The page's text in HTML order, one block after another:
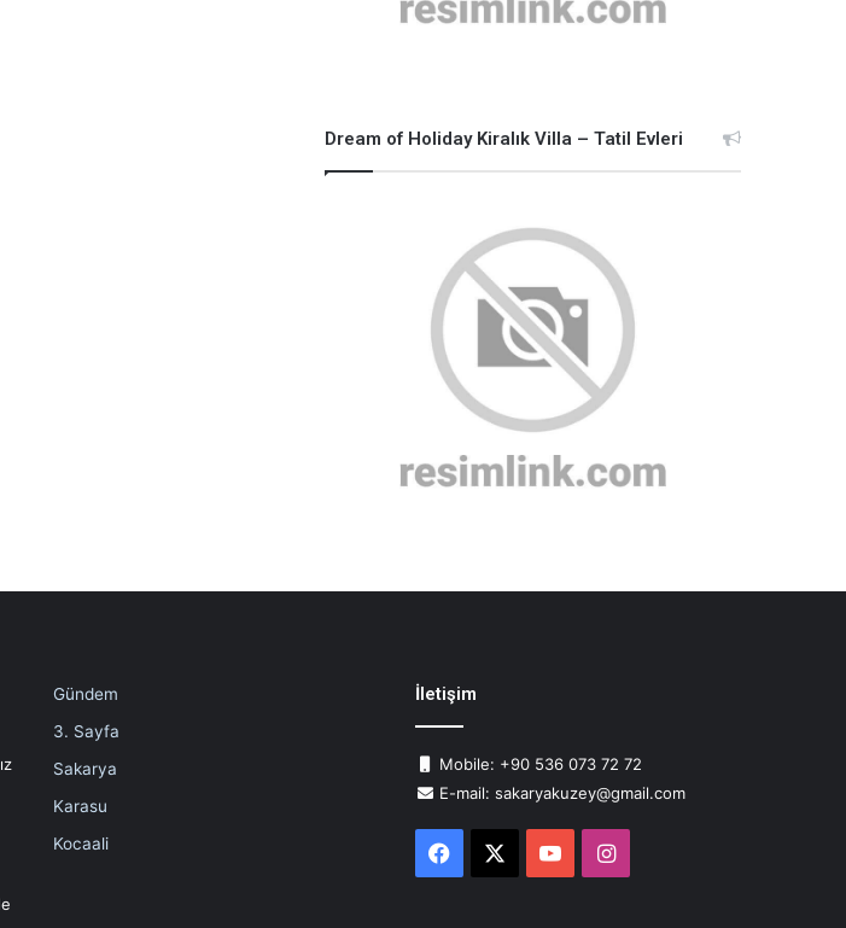
Dream of Holiday Kiralık Villa – Tatil Evleri
Gündem
3. Sayfa
Sakarya
Karasu
Kocaali
İletişim
Mobile: +90 536 073 72 72
E-mail: sakaryakuzey@gmail.com
Facebook YouTubeInstagram